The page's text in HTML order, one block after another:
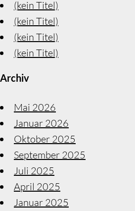
(kein Titel)
(kein Titel)
(kein Titel)
(kein Titel)
Archiv
Mai 2026
Januar 2026
Oktober 2025
September 2025
Juli 2025
April 2025
Januar 2025